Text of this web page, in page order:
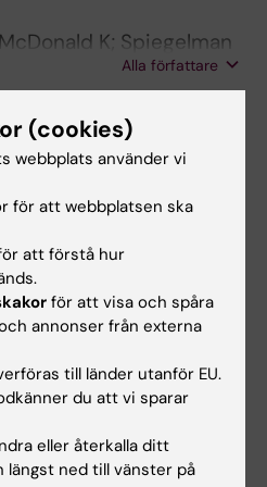
K; Spiegelman
Sando M; Emil F;
G; Langer A
Alla författare
HEALTH.
and abuse during
an exploratory study of
based interventions
GW; Emil F;
G; Langer A;
Alla författare
DISEASE
1236
of Tuberculosis
HIV Care Program in Dar
(cookies)
webbplats använder vi
för att webbplatsen ska
att förstå hur
för att visa och spåra
annonser från externa
till länder utanför EU.
du att vi sparar
eller återkalla ditt
längst ned till vänster på